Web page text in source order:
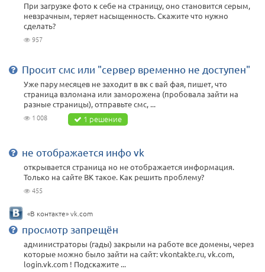
При загрузке фото к себе на страницу, оно становится серым,
невзрачным, теряет насыщенность. Скажите что нужно
сделать?
957
Просит смс или "сервер временно не доступен"
Уже пару месяцев не заходит в вк с вай фая, пишет, что
страница взломана или заморожена (пробовала зайти на
разные страницы), отправьте смс, ...
1 008 1 решение
не отображается инфо vk
открывается страница но не отображается информация.
Только на сайте ВК такое. Как решить проблему?
455
«В контакте» vk.com
просмотр запрещён
администраторы (гады) закрыли на работе все домены, через
которые можно было зайти на сайт: vkontakte.ru, vk.com,
login.vk.com ! Подскажите ...